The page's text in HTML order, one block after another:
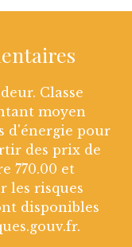
Classe
moyen
d'énergie pour
des prix de
770.00 et
les risques
disponibles